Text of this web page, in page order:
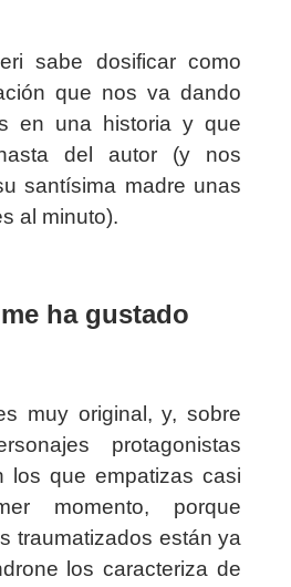
sabe dosificar como
que nos va dando
en una historia y que
del autor (y nos
santísima madre unas
al minuto).
ha gustado
muy original, y, sobre
protagonistas
los que empatizas casi
momento, porque
traumatizados están ya
los caracteriza de